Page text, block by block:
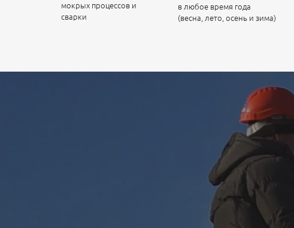
мокрых процессов и
сварки
в любое время года
(весна, лето, осень и зима)